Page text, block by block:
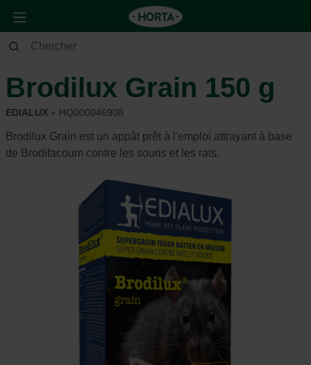
Jardin Autres
Brodilux Grain 150 g
EDIALUX HQ000046908
Brodilux Grain est un appât prêt à l'emploi attrayant à base
de Brodifacoum contre les souris et les rats.